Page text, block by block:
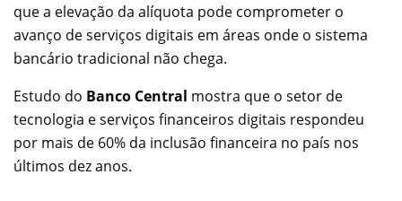
que a elevação da alíquota pode comprometer o
avanço de serviços digitais em áreas onde o sistema
bancário tradicional não chega.
Estudo do Banco Central mostra que o setor de
tecnologia e serviços financeiros digitais respondeu
por mais de 60% da inclusão financeira no país nos
últimos dez anos.